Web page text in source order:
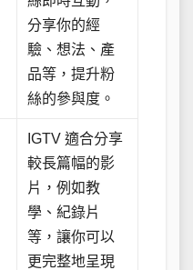
分享你的經
驗、想法、產
品等，提升粉
絲的參與度。
IGTV 適合分享
較長篇幅的影
片，例如教
學、紀錄片
等，讓你可以
更完整地呈現